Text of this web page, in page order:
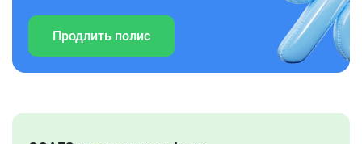
Продлить полис